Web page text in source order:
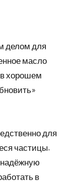
делом для
масло
хорошем
для
частицы.
надёжную
в